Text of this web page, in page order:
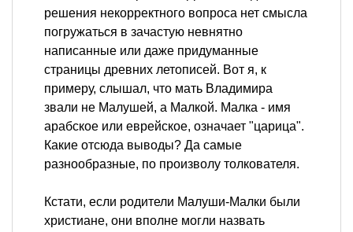
решения некорректного вопроса нет смысла
погружаться в зачастую невнятно
написанные или даже придуманные
страницы древних летописей. Вот я, к
примеру, слышал, что мать Владимира
звали не Малушей, а Малкой. Малка - имя
арабское или еврейское, означает "царица".
Какие отсюда выводы? Да самые
разнообразные, по произволу толкователя.
Кстати, если родители Малуши-Малки были
христиане, они вполне могли назвать